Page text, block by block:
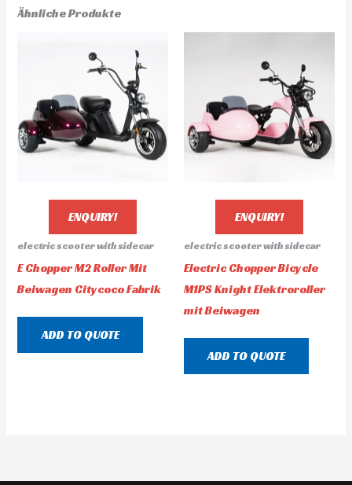
Ähnliche Produkte
ENQUIRY!
electric scooter with sidecar
E Chopper M2 Roller Mit
Beiwagen Citycoco Fabrik
ADD TO QUOTE
ENQUIRY!
electric scooter with sidecar
Electric Chopper Bicycle
M1PS Knight Elektroroller
mit Beiwagen
ADD TO QUOTE